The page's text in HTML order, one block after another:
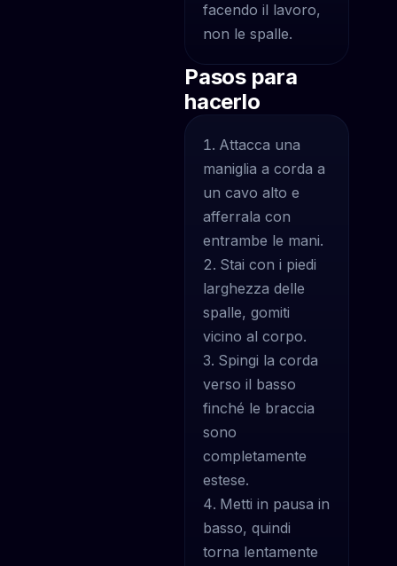
facendo il lavoro,
non le spalle.
Pasos para
hacerlo
Attacca una
maniglia a corda a
un cavo alto e
afferrala con
entrambe le mani.
Stai con i piedi
larghezza delle
spalle, gomiti
vicino al corpo.
Spingi la corda
verso il basso
finché le braccia
sono
completamente
estese.
Metti in pausa in
basso, quindi
torna lentamente